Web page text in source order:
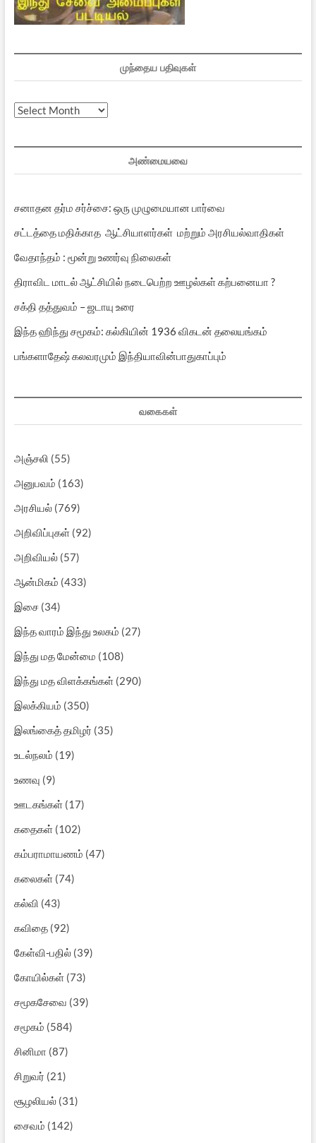
முந்தைய பதிவுகள்
முந்தைய
அண்மையவை
சனாதன தர்ம சர்ச்சை: ஒரு முழுமையான பார்வை
சட்டத்தை மதிக்காத ஆட்சியாளர்கள் மற்றும் அரசியல்வாதிகள்
வேதாந்தம் : மூன்று உணர்வு நிலைகள்
திராவிட மாடல் ஆட்சியில் நடைபெற்ற ஊழல்கள் கற்பனையா ?
சக்தி தத்துவம் – ஜடாயு உரை
இந்த ஹிந்து சமூகம்: கல்கியின் 1936 விகடன் தலையங்கம்
பங்களாதேஷ் கலவரமும் இந்தியாவின்பாதுகாப்பும்
வகைகள்
அஞ்சலி (55)
அனுபவம் (163)
அரசியல்(769)
அறிவிப்புகள்(92)
அறிவியல்(57)
ஆன்மிகம் (433)
இசை(34)
இந்த வாரம் இந்து உலகம் (27)
இந்து மத மேன்மை (108)
இந்து மத விளக்கங்கள்(290)
இலக்கியம் (350)
இலங்கைத் தமிழர் (35)
உடல்நலம் (19)
உணவு (9)
ஊடகங்கள்(17)
கதைகள்(102)
கம்பராமாயணம் (47)
கலைகள்(74)
கல்வி (43)
கவிதை(92)
கேள்வி-பதில்(39)
கோயில்கள்(73)
சமூகசேவை (39)
சமூகம் (584)
சினிமா (87)
சிறுவர் (21)
சூழலியல்(31)
சைவம் (142)